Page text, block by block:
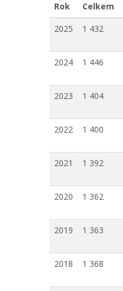
Rok Celkem
2025
1 432
2024
1 446
2023
1 404
2022
1 400
2021
1 392
2020
1 362
2019
1 363
2018
1 368